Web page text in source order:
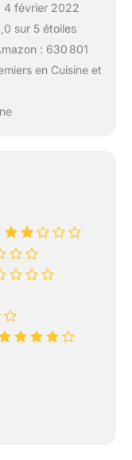
4 février 2022
sur 5 étoiles
: 630 801
en Cuisine et